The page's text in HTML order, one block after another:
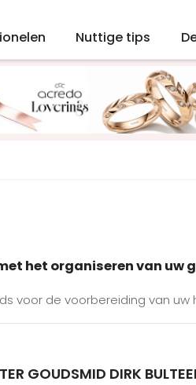
Nuttige tips
het organiseren van uw
voor de voorbereiding van uw
GOUDSMID DIRK